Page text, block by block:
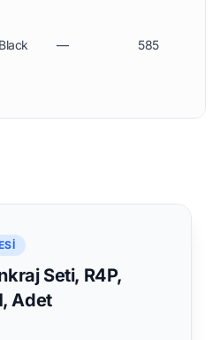
Black — 585
Seti, R4P,
Adet